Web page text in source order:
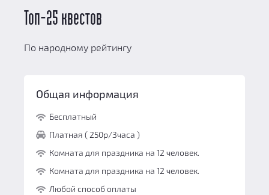
Топ-25 квестов
По народному рейтингу
Общая информация
Бесплатный
Платная ( 250р/3часа )
Комната для праздника на 12 человек.
Комната для праздника на 12 человек.
Любой способ оплаты